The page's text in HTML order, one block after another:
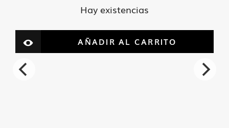
Hay existencias
AÑADIR AL CARRITO